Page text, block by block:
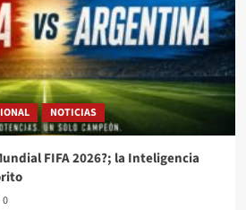
NOTICIAS
FIFA 2026?; la Inteligencia
0